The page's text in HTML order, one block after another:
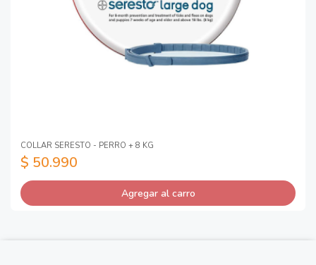
COLLAR SERESTO - PERRO + 8 KG
$ 50.990
Agregar al carro